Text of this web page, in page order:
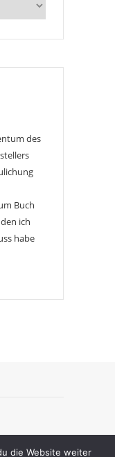
des
Buch
ich
habe
die Website weiter